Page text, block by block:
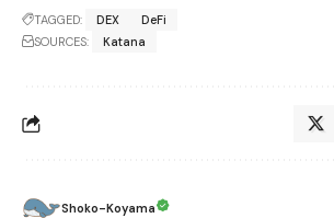
TAGGED: DEX
DeFi
SOURCES:
Katana
Shoko-Koyama